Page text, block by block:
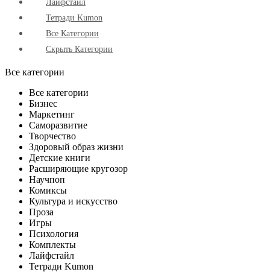
Лайфстайл
Тетради Kumon
Все Категории
Скрыть Категории
Все категории
Все категории
Бизнес
Маркетинг
Саморазвитие
Творчество
Здоровый образ жизни
Детские книги
Расширяющие кругозор
Научпоп
Комиксы
Культура и искусство
Проза
Игры
Психология
Комплекты
Лайфстайл
Тетради Kumon